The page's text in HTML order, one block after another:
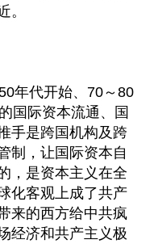
。
年代开始、70～80
国际资本流通、国
手是跨国机构及跨
制，让国际资本自
，是资本主义在全
化客观上成了共产
来的西方给中共疯
经济和共产主义极